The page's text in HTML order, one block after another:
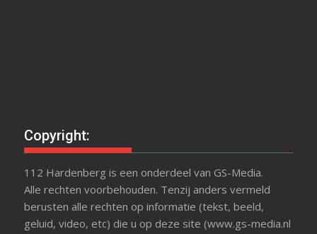
Copyright:
112 Hardenberg is een onderdeel van GS-Media.
Alle rechten voorbehouden. Tenzij anders vermeld
berusten alle rechten op informatie (tekst, beeld,
geluid, video, etc) die u op deze site (www.gs-media.nl